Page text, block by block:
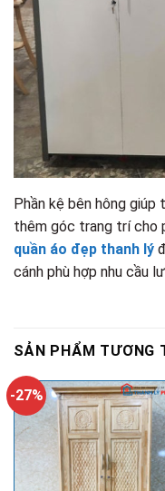
Phần kệ bên hông
thêm góc trang trí cho
quần áo đẹp thanh lý
cánh phù hợp nhu cầu
SẢN PHẨM TƯƠNG
-27%